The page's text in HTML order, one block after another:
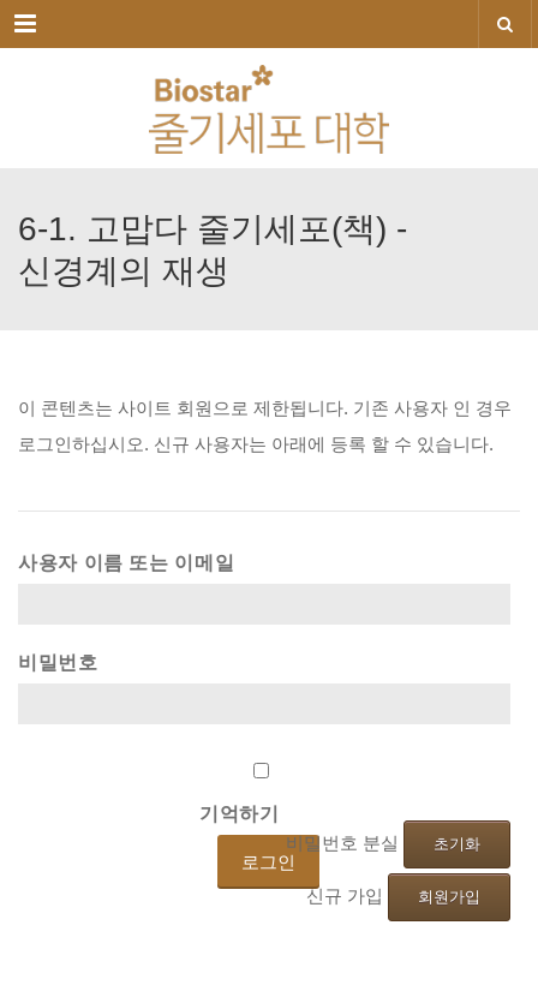
메뉴
6-1. 고맙다 줄기세포(책) -
신경계의 재생
이 콘텐츠는 사이트 회원으로 제한됩니다. 기존 사용자 인 경우
로그인하십시오. 신규 사용자는 아래에 등록 할 수 있습니다.
사용자 이름 또는 이메일
비밀번호
기억하기
비밀번호 분실 초기화
신규 가입 회원가입